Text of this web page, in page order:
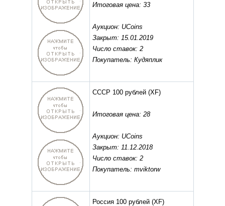
Итоговая цена: 33
Аукцион: UCoins
Закрыт: 15.01.2019
Число ставок: 2
Покупатель: Кудяплик
СССР 100 рублей(XF)
Итоговая цена: 28
Аукцион: UCoins
Закрыт: 11.12.2018
Число ставок: 2
Покупатель: mviktorw
Россия 100 рублей(XF)